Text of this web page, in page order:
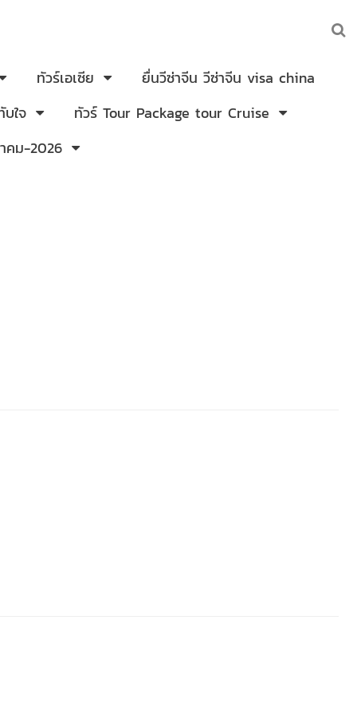
ทัวร์เอเซีย
ยื่นวีซ่าจีน วีซ่าจีน visa china
ใจ
ทัวร์ Tour Package tour Cruise
คม-2026